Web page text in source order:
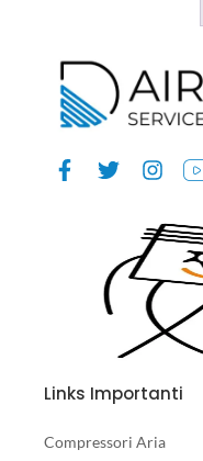
Links Importanti
Compressori Aria